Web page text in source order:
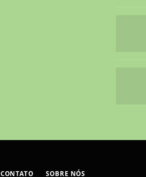
CONTATO SOBRE NÓS